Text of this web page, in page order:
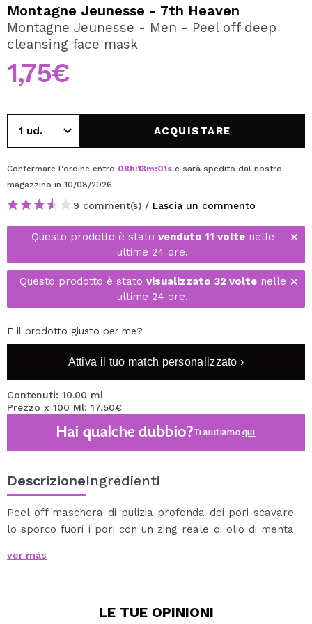
Creando un account su Maquibeauty.it potrai fare i tuoi
acquisti velocemente, controllare lo stato dei tuoi ordini e
Montagne Jeunesse - 7th Heaven
Montagne Jeunesse - Men - Peel off deep
cleansing face mask
1,75€
ACQUISTARE
Confermare l'ordine entro 08h:12m:59s e sarà spedito dal nostro
magazzino in 10/08/2026
9 comment(s) / Lascia un commento
Questo prodotto è stato venduto 11 voltenelle
ultime 24 ore.
Questo prodotto è stato visualizzato 32 voltenelle
ultime 24 ore.
È il prodotto giusto per me?
Attiva il tuo match personalizzato ›
Contenuti: 10.00 ml
Prezzo x 100 Ml: 17,50€
Hai qualche dubbio?Ti aiutiamoqui
DescrizioneIngredienti
Peel off maschera di pulizia profonda dei pori scavare
lo sporco fuori i pori con un zing reale di olio di menta
basso profondo detergente per una pelle più liscia al
viso con acqua tiepida e asciugare. Applicare un sottile,
ver más
LE TUE OPINIONI